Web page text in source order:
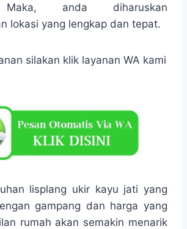
Maka, anda diharuskan
lokasi yang lengkap dan tepat.
silakan klik layanan WA kami
lisplang ukir kayu jati yang
gampang dan harga yang
rumah akan semakin menarik